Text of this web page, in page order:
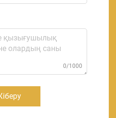
0/1000